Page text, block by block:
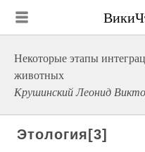
Некоторые этапы
животных
Крушинский Леонид
Этология[3]